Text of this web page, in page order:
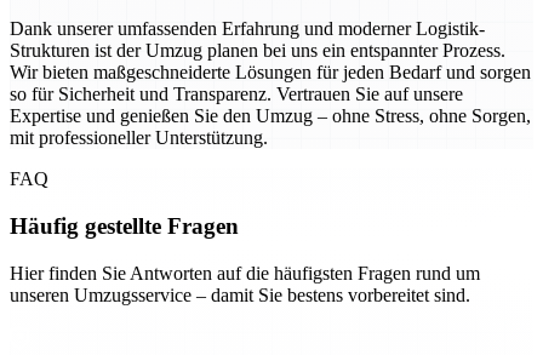
Dank unserer umfassenden Erfahrung und moderner Logistik-
Strukturen ist der Umzug planen bei uns ein entspannter Prozess.
Wir bieten maßgeschneiderte Lösungen für jeden Bedarf und sorgen
so für Sicherheit und Transparenz. Vertrauen Sie auf unsere
Expertise und genießen Sie den Umzug – ohne Stress, ohne Sorgen,
mit professioneller Unterstützung.
FAQ
Häufig gestellte Fragen
Hier finden Sie Antworten auf die häufigsten Fragen rund um
unseren Umzugsservice – damit Sie bestens vorbereitet sind.